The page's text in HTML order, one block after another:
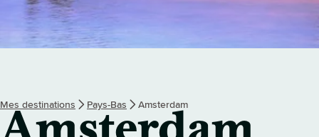
Mes destinations Pays-Bas Amsterdam